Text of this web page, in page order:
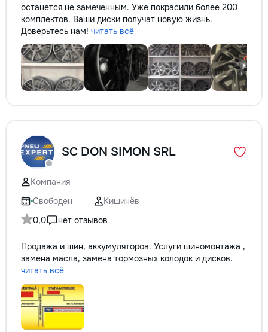
останется не замеченным. Уже покрасили более 200
комплектов. Ваши диски получат новую жизнь.
Доверьтесь нам! читать всё
SC DON SIMON SRL
Компания
Свободен
Кишинёв
0,0
нет отзывов
Продажа и шин, аккумуляторов. Услуги шиномонтажа ,
замена масла, замена тормозных колодок и дисков.
читать всё